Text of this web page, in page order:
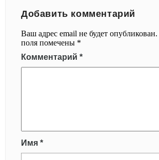
Добавить комментарий
Ваш адрес email не будет опубликован.
поля помечены *
Комментарий *
Имя *